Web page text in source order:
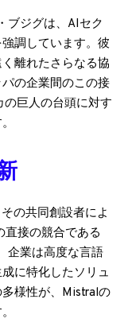
ブジグは、AIセク
調しています。彼
離れたさらなる協
の企業間のこの接
巨人の台頭に対す
の共同創設者によ
直接の競合である
企業は高度な言語
に特化したソリュ
様性が、Mistralの